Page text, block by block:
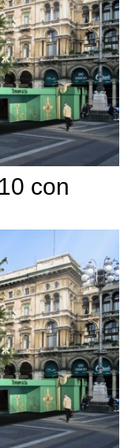
con